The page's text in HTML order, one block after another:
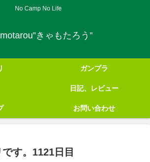
No Camp No Life
きゃもたろう”
ガンプラ
日記、レビュー
お問い合わせ
す。1121日目